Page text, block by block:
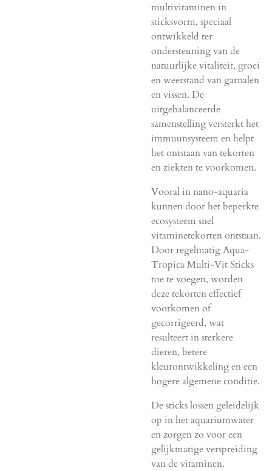
multivitaminen in
sticksvorm, speciaal
ontwikkeld ter
ondersteuning van de
natuurlijke vitaliteit, groei
en weerstand van garnalen
en vissen. De
uitgebalanceerde
samenstelling versterkt het
immuunsysteem en helpt
het ontstaan van tekorten
en ziekten te voorkomen.
Vooral in nano-aquaria
kunnen door het beperkte
ecosysteem snel
vitaminetekorten ontstaan.
Door regelmatig Aqua-
Tropica Multi-Vit Sticks
toe te voegen, worden
deze tekorten effectief
voorkomen of
gecorrigeerd, wat
resulteert in sterkere
dieren, betere
kleurontwikkeling en een
hogere algemene conditie.
De sticks lossen geleidelijk
op in het aquariumwater
en zorgen zo voor een
gelijkmatige verspreiding
van de vitaminen.